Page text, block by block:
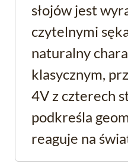
słojów jest
czytelnymi
naturalny
klasycznym,
4V z czterech
podkreśla
reaguje na